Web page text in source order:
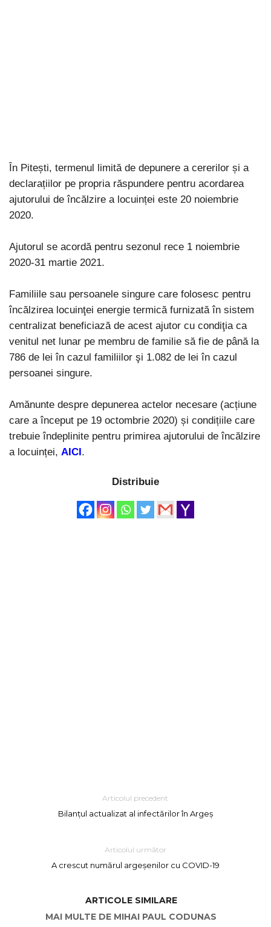
În Pitești, termenul limită de depunere a cererilor și a
declarațiilor pe propria răspundere pentru acordarea
ajutorului de încălzire a locuinței este 20 noiembrie
2020.
Ajutorul se acordă pentru sezonul rece 1 noiembrie
2020-31 martie 2021.
Familiile sau persoanele singure care folosesc pentru
încălzirea locuinţei energie termică furnizată în sistem
centralizat beneficiază de acest ajutor cu condiţia ca
venitul net lunar pe membru de familie să fie de până la
786 de lei în cazul familiilor şi 1.082 de lei în cazul
persoanei singure.
Amănunte despre depunerea actelor necesare (acțiune
care a început pe 19 octombrie 2020) și condițiile care
trebuie îndeplinite pentru primirea ajutorului de încălzire
a locuinței, AICI .
Distribuie
Articolul precedent
Bilanțul actualizat al infectărilor în Argeș
Articolul următor
A crescut numărul argeșenilor cu COVID-19
ARTICOLE SIMILARE
MAI MULTE DE MIHAI PAUL CODUNAS